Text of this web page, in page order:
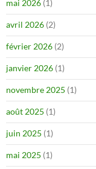
mai 2026 (1)
avril 2026 (2)
février 2026 (2)
janvier 2026 (1)
novembre 2025 (1)
août 2025 (1)
juin 2025 (1)
mai 2025 (1)